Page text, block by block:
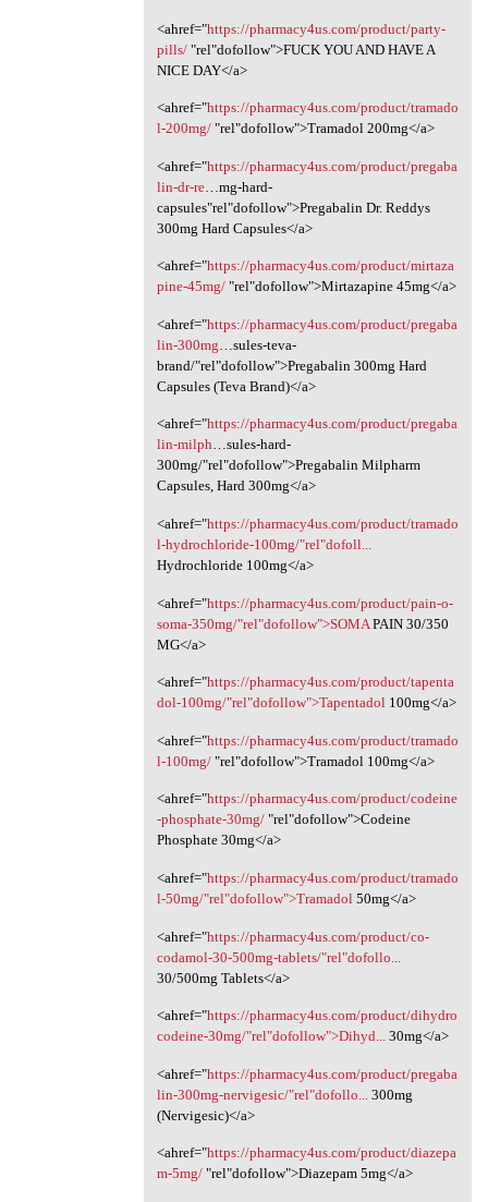
<ahref="https://pharmacy4us.com/product/party-
pills/"rel"dofollow">FUCK YOU AND HAVE A
NICE DAY</a>
<ahref="https://pharmacy4us.com/product/tramado
l-200mg/‎"rel"dofollow">Tramadol 200mg</a>
<ahref="https://pharmacy4us.com/product/pregaba
lin-dr-re…mg-hard-
capsules"rel"dofollow">Pregabalin Dr. Reddys
300mg Hard Capsules</a>
<ahref="https://pharmacy4us.com/product/mirtaza
pine-45mg/"rel"dofollow">Mirtazapine 45mg</a>
<ahref="https://pharmacy4us.com/product/pregaba
lin-300mg …sules-teva-
brand/"rel"dofollow">Pregabalin 300mg Hard
Capsules (Teva Brand)</a>
<ahref="https://pharmacy4us.com/product/pregaba
lin-milph…sules-hard-
300mg/"rel"dofollow">Pregabalin Milpharm
Capsules, Hard 300mg</a>
<ahref="https://pharmacy4us.com/product/tramado
l-hydrochloride-100mg/"rel"dofoll...
Hydrochloride 100mg</a>
<ahref="https://pharmacy4us.com/product/pain-o-
soma-350mg/"rel"dofollow">SOMAPAIN 30/350
MG</a>
<ahref="https://pharmacy4us.com/product/tapenta
dol-100mg/"rel"dofollow">Tapentadol100mg</a>
<ahref="https://pharmacy4us.com/product/tramado
l-100mg/‎"rel"dofollow">Tramadol 100mg</a>
<ahref="https://pharmacy4us.com/product/codeine
-phosphate-30mg/‎"rel"dofollow">Codeine
Phosphate 30mg‎</a>
<ahref="https://pharmacy4us.com/product/tramado
l-50mg/"rel"dofollow">Tramadol50mg</a>
<ahref="https://pharmacy4us.com/product/co-
codamol-30-500mg-tablets/"rel"dofollo...
30/500mg Tablets</a>
<ahref="https://pharmacy4us.com/product/dihydro
codeine-30mg/"rel"dofollow">Dihyd...30mg</a>
<ahref="https://pharmacy4us.com/product/pregaba
lin-300mg-nervigesic/"rel"dofollo...
300mg
(Nervigesic)</a>
<ahref="https://pharmacy4us.com/product/diazepa
m-5mg/"rel"dofollow">Diazepam 5mg</a>